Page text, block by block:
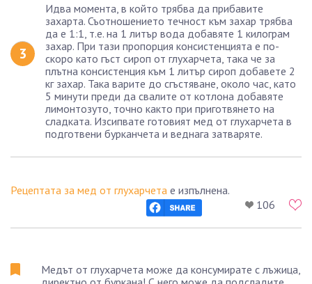
Идва момента, в който трябва да прибавите
захарта. Съотношението течност към захар трябва
да е 1:1, т.е. на 1 литър вода добавяте 1 килограм
захар. При тази пропорция консистенцията е по-
скоро като гъст сироп от глухарчета, така че за
плътна консистенция към 1 литър сироп добавете 2
кг захар. Така варите до сгъстяване, около час, като
5 минути преди да свалите от котлона добавяте
лимонтозуто, точно както при приготвянето на
сладката. Изсипвате готовият мед от глухарчета в
подготвени бурканчета и веднага затваряте.
Рецептата за мед от глухарчета е изпълнена.
106
Медът от глухарчета може да консумирате с лъжица,